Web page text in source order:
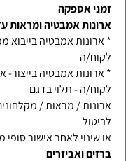
זמני אספקה
ארונות אמבטיה ומראות
לקוח/ה
לקוח/ה - תלוי בדגם
ארונות / מראות /
לביטול
או שינוי לאחר אישור סופי
ברזים ואביזרים